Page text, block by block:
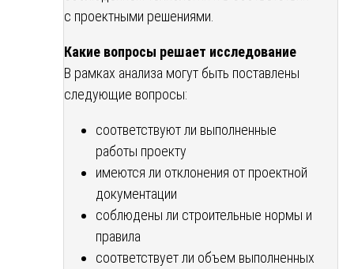
с проектными решениями.
Какие вопросы решает исследование
В рамках анализа могут быть поставлены
следующие вопросы:
соответствуют ли выполненные
работы проекту
имеются ли отклонения от проектной
документации
соблюдены ли строительные нормы и
правила
соответствует ли объем выполненных